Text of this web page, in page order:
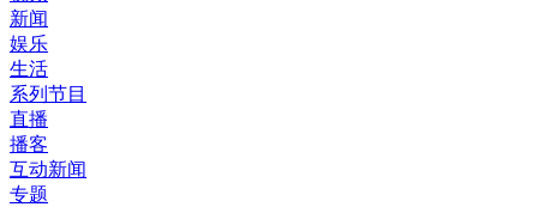
新闻
娱乐
生活
系列节目
直播
播客
互动新闻
专题